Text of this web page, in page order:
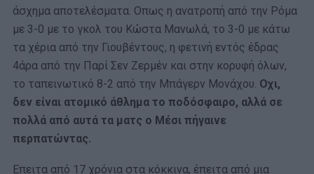
άσχημα αποτελέσματα. Οπως η ανατροπή από την Ρόμα
με 3-0 με το γκολ του Κώστα Μανωλά, το 3-0 με κάτω
τα χέρια από την Γιουβέντους, η φετινή εντός έδρας
4άρα από την Παρί Σεν Ζερμέν και στην κορυφή όλων,
το ταπεινωτικό 8-2 από την Μπάγερν Μονάχου. Οχι,
δεν είναι ατομικό άθλημα το ποδόσφαιρο, αλλά σε
πολλά από αυτά τα ματς ο Μέσι πήγαινε
περπατώντας.
Επειτα από 17 χρόνια στα κόκκινα, έπειτα από μια